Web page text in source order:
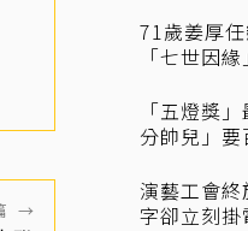
→
71歲姜厚
「七世因
「五燈獎
分帥兒」
演藝工會
字卻立刻掛